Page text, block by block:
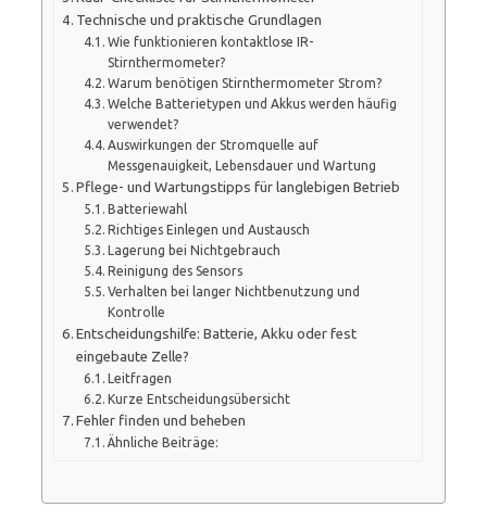
Technische und praktische Grundlagen
Wie funktionieren kontaktlose IR-
Stirnthermometer?
Warum benötigen Stirnthermometer Strom?
Welche Batterietypen und Akkus werden häufig
verwendet?
Auswirkungen der Stromquelle auf
Messgenauigkeit, Lebensdauer und Wartung
Pflege- und Wartungstipps für langlebigen Betrieb
Batteriewahl
Richtiges Einlegen und Austausch
Lagerung bei Nichtgebrauch
Reinigung des Sensors
Verhalten bei langer Nichtbenutzung und
Kontrolle
Entscheidungshilfe: Batterie, Akku oder fest
eingebaute Zelle?
Leitfragen
Kurze Entscheidungsübersicht
Fehler finden und beheben
Ähnliche Beiträge: